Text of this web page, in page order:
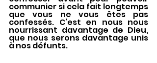
communier si cela fait longtemps
que vous ne vous êtes pas
confessés. C’est en nous nous
nourrissant davantage de Dieu,
que nous serons davantage unis
à nos défunts.